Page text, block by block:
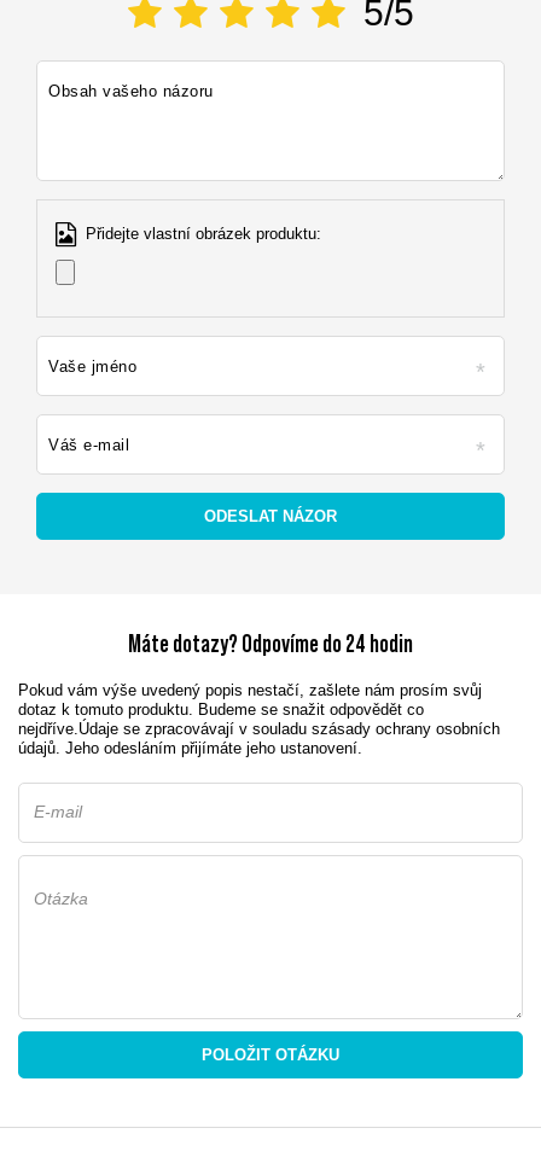
5/5
Obsah vašeho názoru
Přidejte vlastní obrázek produktu:
Vaše jméno
Váš e-mail
ODESLAT NÁZOR
Máte dotazy? Odpovíme do 24 hodin
Pokud vám výše uvedený popis nestačí, zašlete nám prosím svůj
dotaz k tomuto produktu. Budeme se snažit odpovědět co
nejdříve.Údaje se zpracovávají v souladu szásady ochrany osobních
údajů. Jeho odesláním přijímáte jeho ustanovení.
E-mail
Otázka
POLOŽIT OTÁZKU